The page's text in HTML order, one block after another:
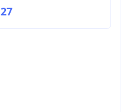
27